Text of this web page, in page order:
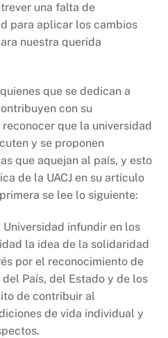
una falta de
para aplicar los cambios
nuestra querida
que se dedican a
con su
que la universidad
y se proponen
que aquejan al país, y esto
de la UACJ en su artículo
se lee lo siguiente:
infundir en los
la idea de la solidaridad
por el reconocimiento de
País, del Estado y de los
de contribuir al
de vida individual y